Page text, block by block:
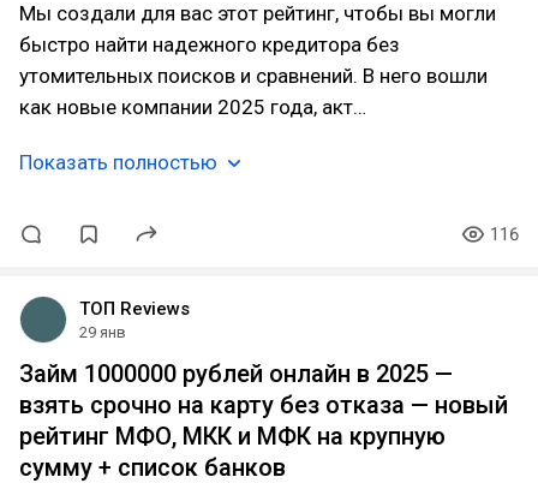
Мы создали для вас этот рейтинг, чтобы вы могли
быстро найти надежного кредитора без
утомительных поисков и сравнений. В него вошли
как новые компании 2025 года, акт…
Показать полностью
116
ТОП Reviews
29 янв
Займ 1000000 рублей онлайн в 2025 —
взять срочно на карту без отказа — новый
рейтинг МФО, МКК и МФК на крупную
сумму + список банков